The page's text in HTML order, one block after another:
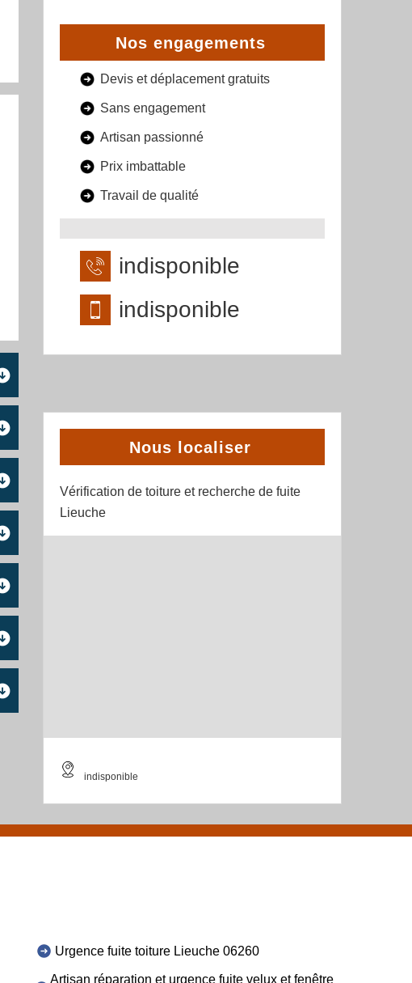
Nos engagements
Devis et déplacement gratuits
Sans engagement
Artisan passionné
Prix imbattable
Travail de qualité
indisponible
indisponible
Nous localiser
Vérification de toiture et recherche de fuite
Lieuche
indisponible
Urgence fuite toiture Lieuche 06260
Artisan réparation et urgence fuite velux et fenêtre